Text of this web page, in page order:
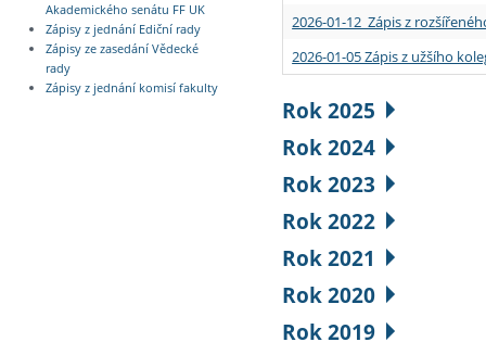
Akademického senátu FF UK
Zápisy z jednání Ediční rady
Zápisy ze zasedání Vědecké
rady
Zápisy z jednání komisí fakulty
2026-01-12 Zápis z
2026-01-05 Zápis z užšího
Rok 2025
Rok 2024
Rok 2023
Rok 2022
Rok 2021
Rok 2020
Rok 2019